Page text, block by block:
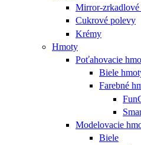
Mirror-
Cukrové polevy
Krémy
Hmoty
Poťahovacie
Biele
Farebné
Modelovacie
Biele